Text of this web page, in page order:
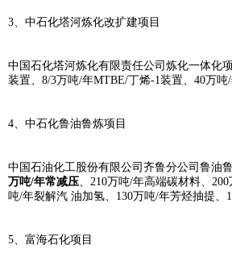
3、中石化塔河炼化改扩建项目
中国石化塔河炼化有限责任公司炼化一体化
装置、8/3万吨/年MTBE/丁烯-1装置、40万
4、中石化鲁油鲁炼项目
中国石油化工股份有限公司齐鲁分公司鲁油
万吨/年常减压、210万吨/年高端碳材料、
吨/年裂解汽 油加氢、130万吨/年芳烃抽提
5、富海石化项目